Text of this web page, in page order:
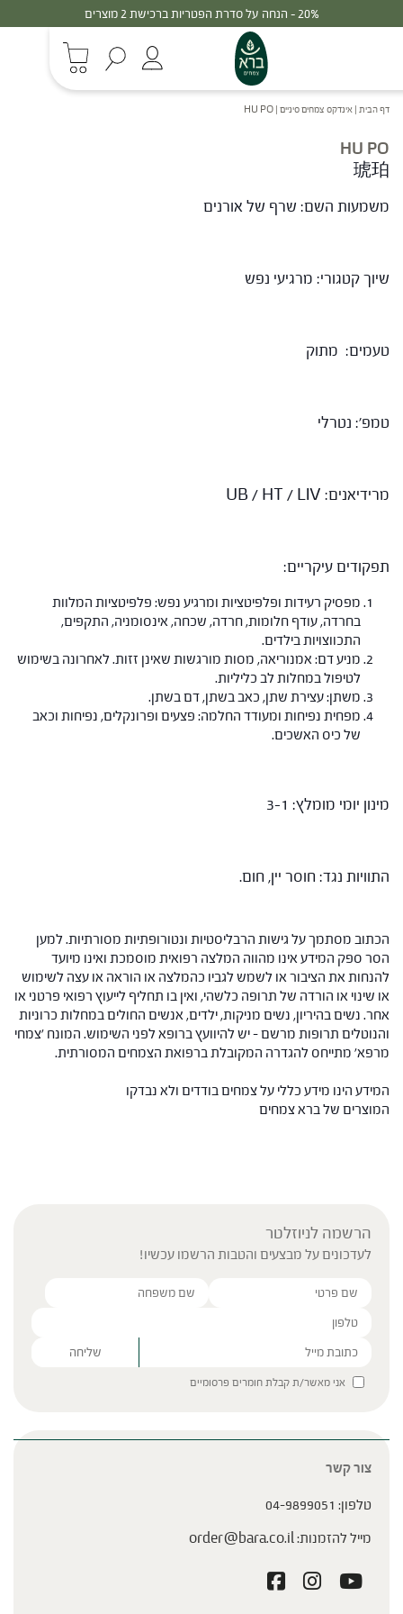
20% - הנחה על סדרת הפטריות ברכישת 2 מוצרים
דף הבית | אינדקס צמחים סיניים |
HU PO
HU PO
琥珀
משמעות השם: שרף של אורנים
שיוך קטגורי: מרגיעי נפש
טעמים: מתוק
טמפ': נטרלי
מרידיאנים: UB / HT / LIV
תפקודים עיקריים:
מפסיק רעידות ופלפיטציות ומרגיע נפש: פלפיטציות המלוות
בחרדה, עודף חלומות, חרדה, שכחה, אינסומניה, התקפים,
התכווצויות בילדים.
מניע דם: אמנוריאה, מסות מורגשות שאינן זזות. לאחרונה בשימוש
לטיפול במחלות לב כליליות.
משתן: עצירת שתן, כאב בשתן, דם בשתן.
מפחית נפיחות ומעודד החלמה: פצעים ופרונקלים, נפיחות וכאב
של כיס האשכים.
מינון יומי מומלץ: 3-1
התוויות נגד: חוסר יין, חום.
הכתוב מסתמך על גישות הרבליסטיות ונטורופתיות מסורתיות. למען
הסר ספק המידע אינו מהווה המלצה רפואית מוסמכת ואינו מיועד
להנחות את הציבור או לשמש לגביו כהמלצה או הוראה או עצה לשימוש
או שינוי או הורדה של תרופה כלשהי, ואין בו תחליף לייעוץ רפואי פרטני או
אחר. נשים בהיריון, נשים מניקות, ילדים, אנשים החולים במחלות כרוניות
והנוטלים תרופות מרשם – יש להיוועץ ברופא לפני השימוש. המונח 'צמחי
מרפא' מתייחס להגדרה המקובלת ברפואת הצמחים המסורתית.
המידע הינו מידע כללי על צמחים בודדים ולא נבדקו
המוצרים של ברא צמחים
הרשמה לניוזלטר
לעדכונים על מבצעים והטבות הרשמו עכשיו!
Please leave this field empty.
אני מאשר/ת קבלת חומרים פרסומיים
צור קשר
טלפון: 04-9899051
מייל להזמנות:order@bara.co.il